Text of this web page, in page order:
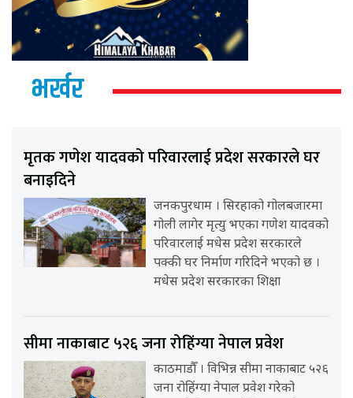
भर्खर
मृतक गणेश यादवको परिवारलाई प्रदेश सरकारले घर
बनाइदिने
जनकपुरधाम । सिरहाको गोलबजारमा
गोली लागेर मृत्यु भएका गणेश यादवको
परिवारलाई मधेस प्रदेश सरकारले
पक्की घर निर्माण गरिदिने भएको छ ।
मधेस प्रदेश सरकारका शिक्षा
सीमा नाकाबाट ५२६ जना रोहिंग्या नेपाल प्रवेश
काठमाडौँ । विभिन्न सीमा नाकाबाट ५२६
जना रोहिंग्या नेपाल प्रवेश गरेको